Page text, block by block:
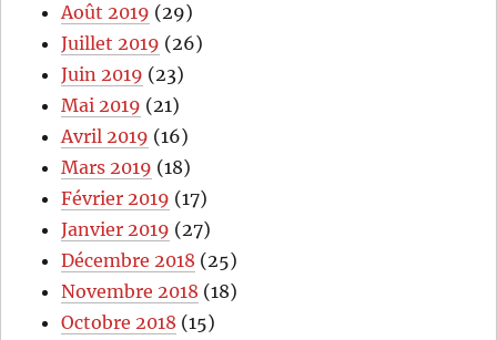
Août 2019 (29)
Juillet 2019 (26)
Juin 2019 (23)
Mai 2019 (21)
Avril 2019 (16)
Mars 2019 (18)
Février 2019 (17)
Janvier 2019 (27)
Décembre 2018 (25)
Novembre 2018 (18)
Octobre 2018 (15)